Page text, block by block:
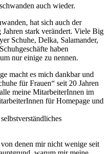
auch wieder.
hat sich auch der
stark verändert. Viele Big
Schuhe, Delka, Salamander,
haben
nur einige zu nennen.
macht es mich dankbar und
für Frauen“ seit 20 Jahren
meine MitarbeiterInnen im
für Homepage und
denen mir nicht wenige seit